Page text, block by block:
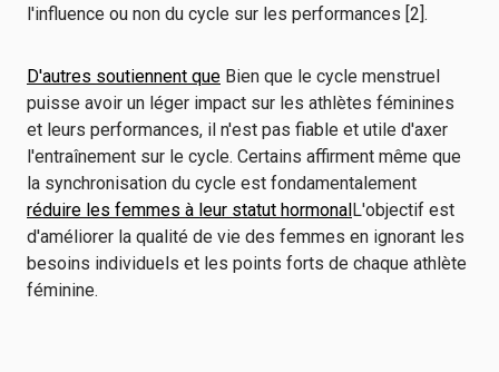
l'influence ou non du cycle sur les performances [2].
D'autres soutiennent que Bien que le cycle menstruel
puisse avoir un léger impact sur les athlètes féminines
et leurs performances, il n'est pas fiable et utile d'axer
l'entraînement sur le cycle. Certains affirment même que
la synchronisation du cycle est fondamentalement
réduire les femmes à leur statut hormonalL'objectif est
d'améliorer la qualité de vie des femmes en ignorant les
besoins individuels et les points forts de chaque athlète
féminine.